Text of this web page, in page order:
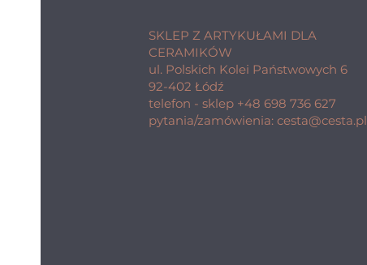
SKLEP Z ARTYKUŁAMI DLA
CERAMIKÓW
ul. Polskich Kolei Państwowych 6
92-402 Łódź
telefon - sklep +48 698 736 627
pytania/zamówienia: cesta@cesta.pl